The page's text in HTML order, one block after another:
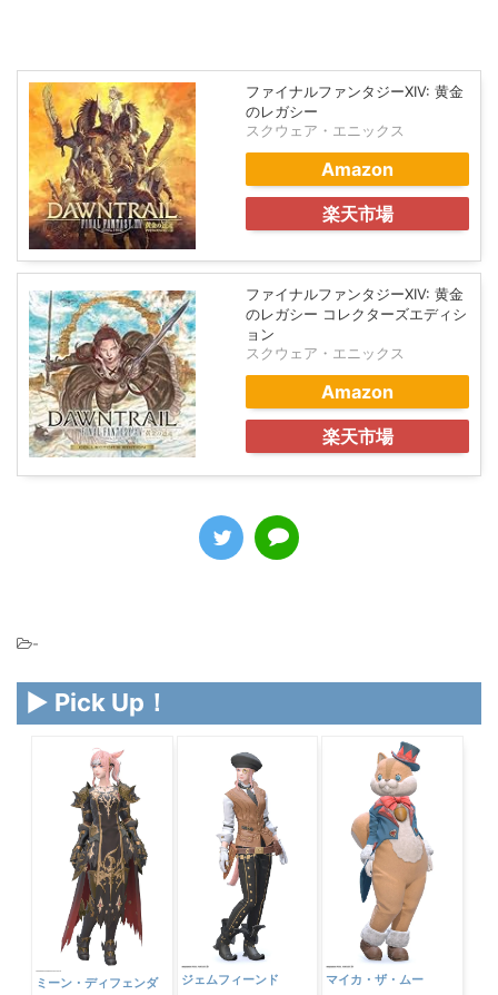
ファイナルファンタジーXIV: 黄金
のレガシー
スクウェア・エニックス
Amazon
楽天市場
ファイナルファンタジーXIV: 黄金
のレガシー コレクターズエディシ
ョン
スクウェア・エニックス
Amazon
楽天市場
-
▶ Pick Up！
ミーン・ディフェンダ
ジェムフィーンド マイカ・ザ・ムー